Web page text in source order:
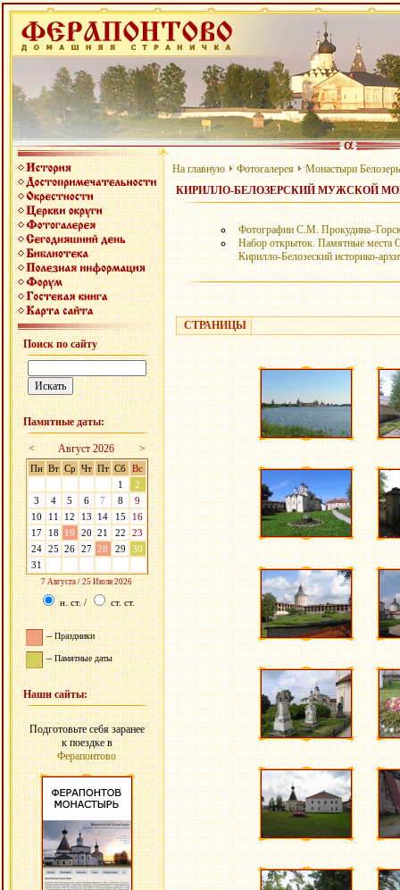
Поиск по сайту
Памятные даты:
< Август 2026 >
Пн Вт Ср Чт Пт Сб Вс
1
2
3
4 5 6 7 8
9
10
11 12 13 14 15
16
17
18 19 20 21 22
23
24
25 26 27 28 29
30
31
7 Августа / 25 Июля 2026
н. ст./ ст. ст.
–Праздники
–Памятные даты
Наши сайты:
Подготовьте себя заранее
к поездке в
Ферапонтово
На главную Фотогалерея
Монастыри
КИРИЛЛО-БЕЛОЗЕРСКИЙ МУЖСКОЙ
Фотографии С.М.
Набор открыток. Памятные места
Кирилло-Белозеский историко-
СТРАНИЦЫ